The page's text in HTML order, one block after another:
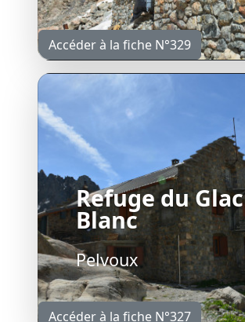
Accéder à la fiche N°329
Refuge du
Blanc
Pelvoux
Accéder à la fiche N°327